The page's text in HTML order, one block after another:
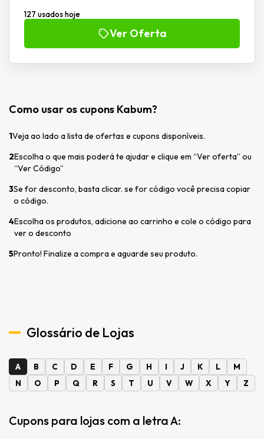
127 usados hoje
Ver Oferta
Como usar os cupons Kabum?
1Veja ao lado a lista de ofertas e cupons disponíveis.
2Escolha o que mais poderá te ajudar e clique em “Ver oferta” ou
“Ver Código”
3Se for desconto, basta clicar. se for código você precisa copiar
o código.
4Escolha os produtos, adicione ao carrinho e cole o código para
ver o desconto
5Pronto! Finalize a compra e aguarde seu produto.
Glossário de Lojas
A B C D E F G H I J K L
M
N
O P Q R S T U V W X Y Z
Cupons para lojas com a letra A: